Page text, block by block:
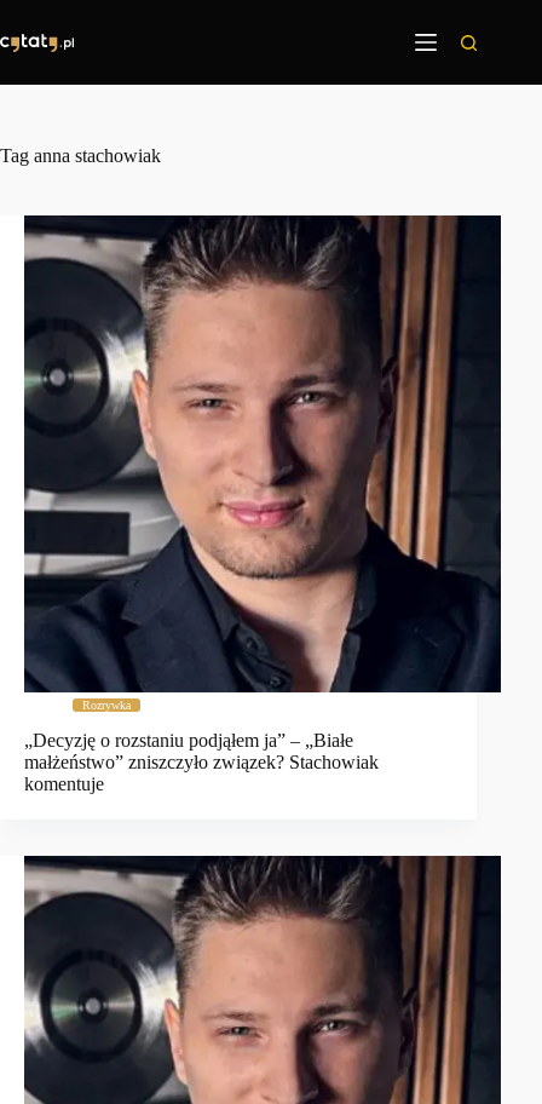
treści
Tag anna stachowiak
Rozrywka
„Decyzję o rozstaniu podjąłem ja” – „Białe
małżeństwo” zniszczyło związek? Stachowiak
komentuje